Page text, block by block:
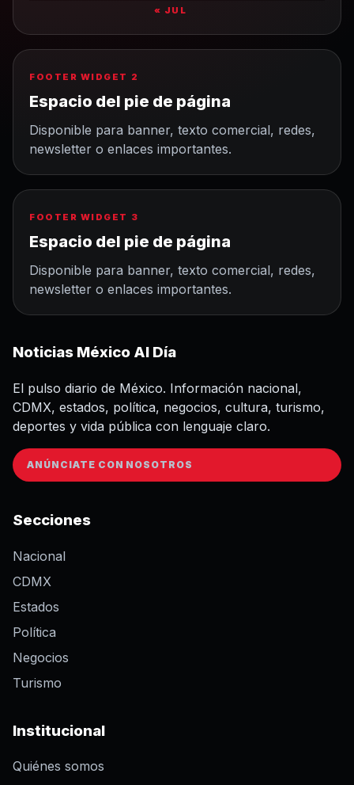
« JUL
FOOTER WIDGET 2
Espacio del pie de página
Disponible para banner, texto comercial, redes,
newsletter o enlaces importantes.
FOOTER WIDGET 3
Espacio del pie de página
Disponible para banner, texto comercial, redes,
newsletter o enlaces importantes.
Noticias México Al Día
El pulso diario de México. Información nacional,
CDMX, estados, política, negocios, cultura, turismo,
deportes y vida pública con lenguaje claro.
ANÚNCIATE CON NOSOTROS
Secciones
Nacional
CDMX
Estados
Política
Negocios
Turismo
Institucional
Quiénes somos